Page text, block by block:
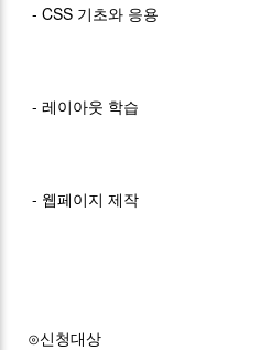
- CSS 기초와 응용
- 레이아웃 학습
- 웹페이지 제작
⊙신청대상